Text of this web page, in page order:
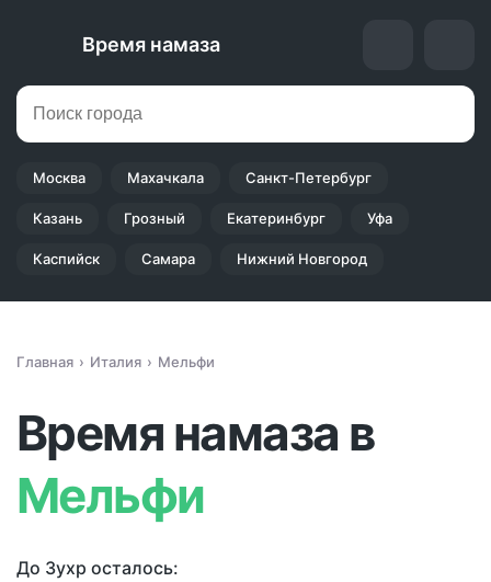
Время намаза
Москва Махачкала Санкт-Петербург
Казань Грозный Екатеринбург Уфа
Каспийск Самара Нижний Новгород
Главная Италия Мельфи
Время намаза в
Мельфи
До Зухр осталось: